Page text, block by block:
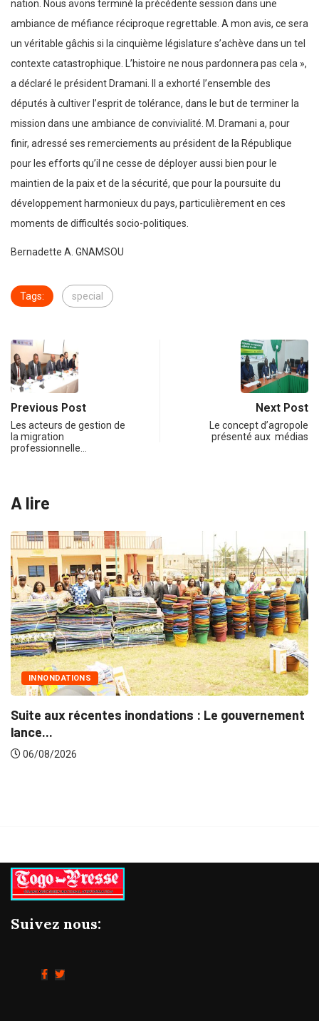
nation. Nous avons terminé la précédente session dans une
ambiance de méfiance réciproque regrettable. A mon avis, ce sera
un véritable gâchis si la cinquième législature s’achève dans un tel
contexte catastrophique. L’histoire ne nous pardonnera pas cela »,
a déclaré le président Dramani. Il a exhorté l’ensemble des
députés à cultiver l’esprit de tolérance, dans le but de terminer la
mission dans une ambiance de convivialité. M. Dramani a, pour
finir, adressé ses remerciements au président de la République
pour les efforts qu’il ne cesse de déployer aussi bien pour le
maintien de la paix et de la sécurité, que pour la poursuite du
développement harmonieux du pays, particulièrement en ces
moments de difficultés socio-politiques.
Bernadette A. GNAMSOU
Tags: special
Previous Post
Les acteurs de gestion de
la migration
professionnelle…
Next Post
Le concept d’agropole
présenté aux médias
A lire
gouvernement
MARCHÉS PUBLICS
Marchés publics : L’ARCOP en
Suivez nous: